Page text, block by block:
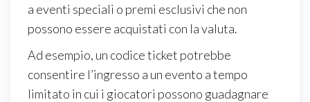
a eventi speciali o premi esclusivi che non
possono essere acquistati con la valuta.
Ad esempio, un codice ticket potrebbe
consentire l’ingresso a un evento a tempo
limitato in cui i giocatori possono guadagnare